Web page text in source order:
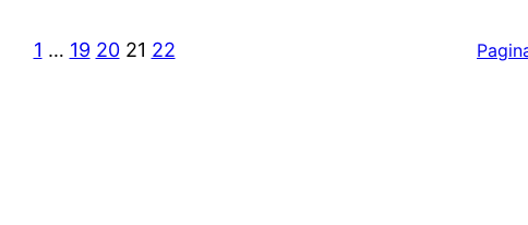
1 … 19 20 21 22